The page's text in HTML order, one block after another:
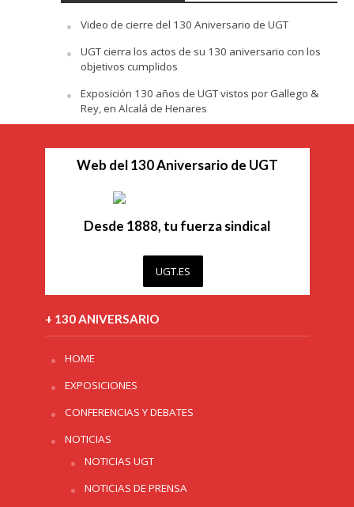
Video de cierre del 130 Aniversario de UGT
UGT cierra los actos de su 130 aniversario con los
objetivos cumplidos
Exposición 130 años de UGT vistos por Gallego &
Rey, en Alcalá de Henares
Web del 130 Aniversario de UGT
Desde 1888, tu fuerza sindical
UGT.ES
+ 130 ANIVERSARIO
HOME
EXPOSICIONES
CONFERENCIAS Y DEBATES
NOTICIAS
NOTICIAS UGT
NOTICIAS DE PRENSA